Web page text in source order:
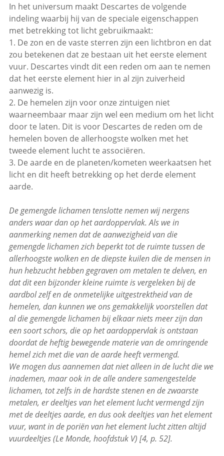
In het universum maakt Descartes de volgende
indeling waarbij hij van de speciale eigenschappen
met betrekking tot licht gebruikmaakt:
1. De zon en de vaste sterren zijn een lichtbron en dat
zou betekenen dat ze bestaan uit het eerste element
vuur. Descartes vindt dit een reden om aan te nemen
dat het eerste element hier in al zijn zuiverheid
aanwezig is.
2. De hemelen zijn voor onze zintuigen niet
waarneembaar maar zijn wel een medium om het licht
door te laten. Dit is voor Descartes de reden om de
hemelen boven de allerhoogste wolken met het
tweede element lucht te associëren.
3. De aarde en de planeten/kometen weerkaatsen het
licht en dit heeft betrekking op het derde element
aarde.
De gemengde lichamen tenslotte nemen wij nergens
anders waar dan op het aardoppervlak. Als we in
aanmerking nemen dat de aanwezigheid van die
gemengde lichamen zich beperkt tot de ruimte tussen de
allerhoogste wolken en de diepste kuilen die de mensen in
hun hebzucht hebben gegraven om metalen te delven, en
dat dit een bijzonder kleine ruimte is vergeleken bij de
aardbol zelf en de onmetelijke uitgestrektheid van de
hemelen, dan kunnen we ons gemakkelijk voorstellen dat
al die gemengde lichamen bij elkaar niets meer zijn dan
een soort schors, die op het aardoppervlak is ontstaan
doordat de heftig bewegende materie van de omringende
hemel zich met die van de aarde heeft vermengd.
We mogen dus aannemen dat niet alleen in de lucht die we
inademen, maar ook in de alle andere samengestelde
lichamen, tot zelfs in de hardste stenen en de zwaarste
metalen, er deeltjes van het element lucht vermengd zijn
met de deeltjes aarde, en dus ook deeltjes van het element
vuur, want in de poriën van het element lucht zitten altijd
vuurdeeltjes (Le Monde, hoofdstuk V) [4, p. 52].